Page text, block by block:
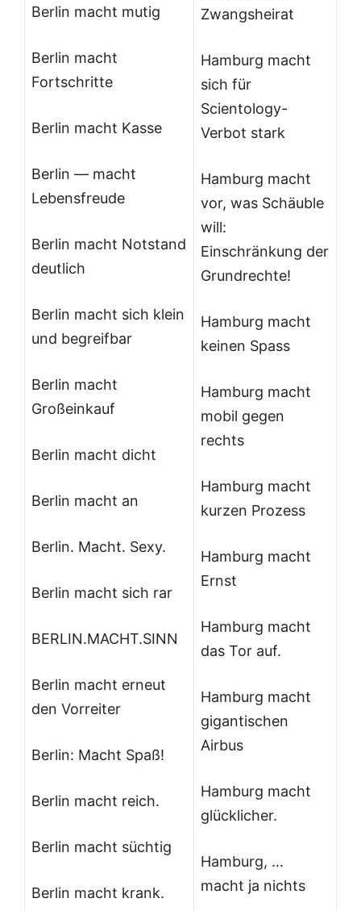
Berlin macht mutig
Berlin macht
Fortschritte
Berlin macht Kasse
Berlin — macht
Lebensfreude
Berlin macht Notstand
deutlich
Berlin macht sich klein
und begreifbar
Berlin macht
Großeinkauf
Berlin macht dicht
Berlin macht an
Berlin. Macht. Sexy.
Berlin macht sich rar
BERLIN.MACHT.SINN
Berlin macht erneut
den Vorreiter
Berlin: Macht Spaß!
Berlin macht reich.
Berlin macht süchtig
Berlin macht krank.
Zwangsheirat
Hamburg macht
sich für
Scientology-
Verbot stark
Hamburg macht
vor, was Schäuble
will:
Einschränkung der
Grundrechte!
Hamburg macht
keinen Spass
Hamburg macht
mobil gegen
rechts
Hamburg macht
kurzen Prozess
Hamburg macht
Ernst
Hamburg macht
das Tor auf.
Hamburg macht
gigantischen
Airbus
Hamburg macht
glücklicher.
Hamburg, …
macht ja nichts